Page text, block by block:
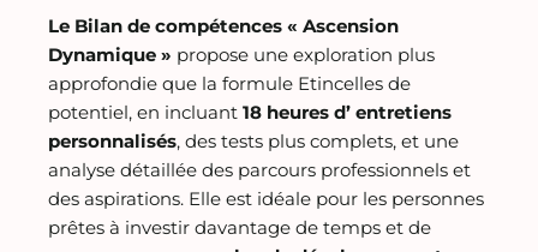
Le Bilan de compétences « Ascension
Dynamique » propose une exploration plus
approfondie que la formule Etincelles de
potentiel, en incluant 18 heures d’ entretiens
personnalisés, des tests plus complets, et une
analyse détaillée des parcours professionnels et
des aspirations. Elle est idéale pour les personnes
prêtes à investir davantage de temps et de